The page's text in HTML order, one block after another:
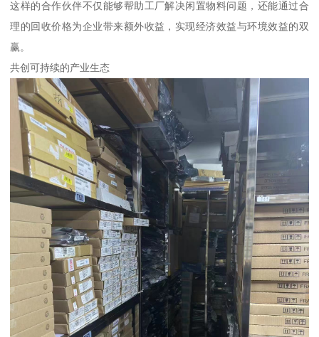
这样的合作伙伴不仅能够帮助工厂解决闲置物料问题，还能通过合
理的回收价格为企业带来额外收益，实现经济效益与环境效益的双
赢。
共创可持续的产业生态